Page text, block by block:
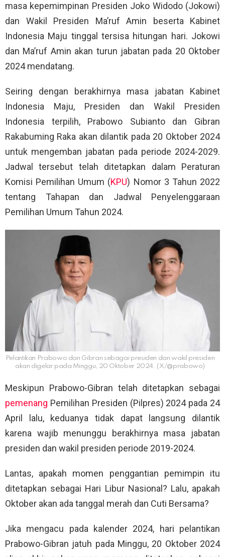
masa kepemimpinan Presiden Joko Widodo (Jokowi)
dan Wakil Presiden Ma’ruf Amin beserta Kabinet
Indonesia Maju tinggal tersisa hitungan hari. Jokowi
dan Ma’ruf Amin akan turun jabatan pada 20 Oktober
2024 mendatang.
Seiring dengan berakhirnya masa jabatan Kabinet
Indonesia Maju, Presiden dan Wakil Presiden
Indonesia terpilih, Prabowo Subianto dan Gibran
Rakabuming Raka akan dilantik pada 20 Oktober 2024
untuk mengemban jabatan pada periode 2024-2029.
Jadwal tersebut telah ditetapkan dalam Peraturan
Komisi Pemilihan Umum (KPU) Nomor 3 Tahun 2022
tentang Tahapan dan Jadwal Penyelenggaraan
Pemilihan Umum Tahun 2024.
Pelantikan Prabowo dan Gibran sebagai presiden dan wakil presiden
akan digelar pada Minggu, 20 Oktober 2024. (X/@prabowo)
Meskipun Prabowo-Gibran telah ditetapkan sebagai
pemenang Pemilihan Presiden (Pilpres) 2024 pada 24
April lalu, keduanya tidak dapat langsung dilantik
karena wajib menunggu berakhirnya masa jabatan
presiden dan wakil presiden periode 2019-2024.
Lantas, apakah momen penggantian pemimpin itu
ditetapkan sebagai Hari Libur Nasional? Lalu, apakah
Oktober akan ada tanggal merah dan Cuti Bersama?
Jika mengacu pada kalender 2024, hari pelantikan
Prabowo-Gibran jatuh pada Minggu, 20 Oktober 2024